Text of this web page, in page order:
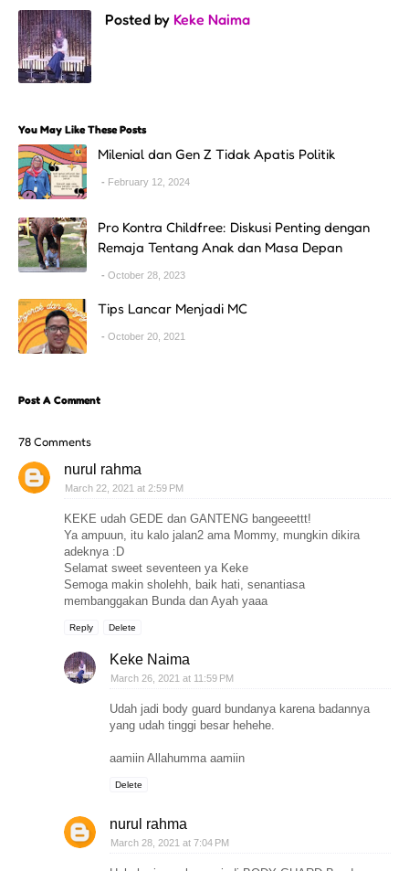
Posted by Keke Naima
You May Like These Posts
Milenial dan Gen Z Tidak Apatis Politik
February 12, 2024
Pro Kontra Childfree: Diskusi Penting dengan
Remaja Tentang Anak dan Masa Depan
October 28, 2023
Tips Lancar Menjadi MC
October 20, 2021
Post A Comment
78 Comments
nurul rahma
March 22, 2021 at 2:59 PM
KEKE udah GEDE dan GANTENG bangeeettt!
Ya ampuun, itu kalo jalan2 ama Mommy, mungkin dikira
adeknya :D
Selamat sweet seventeen ya Keke
Semoga makin sholehh, baik hati, senantiasa
membanggakan Bunda dan Ayah yaaa
Reply Delete
Keke Naima
March 26, 2021 at 11:59 PM
Udah jadi body guard bundanya karena badannya
yang udah tinggi besar hehehe.
aamiin Allahumma aamiin
Delete
nurul rahma
March 28, 2021 at 7:04 PM